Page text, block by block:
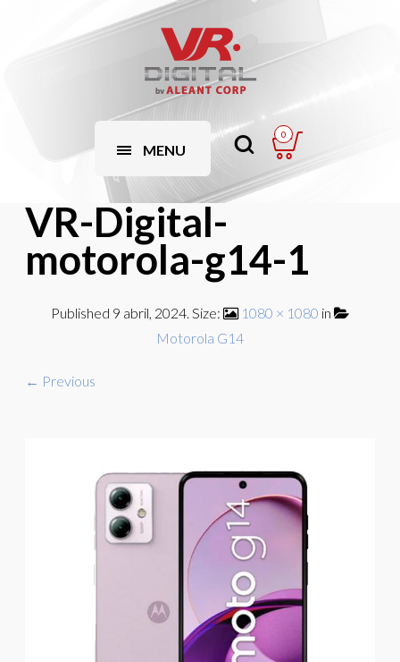
MENU
0
VR-Digital-
motorola-g14-1
Published 9 abril, 2024. Size: 1080 × 1080 in
Motorola G14
← Previous